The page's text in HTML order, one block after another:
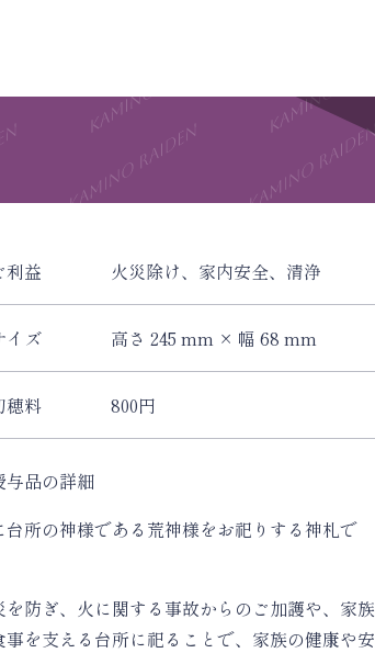
利益 火災除け、家内安全、清浄
イズ 高さ 245 mm × 幅 68 mm
穂料 800円
与品の詳細
台所の神様である荒神様をお祀りする神札で
を防ぎ、火に関する事故からのご加護や、家族
事を支える台所に祀ることで、家族の健康や安